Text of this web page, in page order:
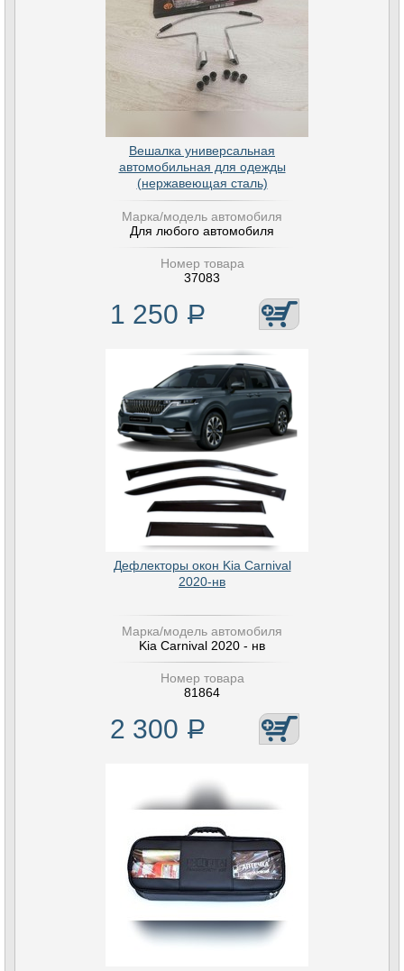
Вешалка универсальная
автомобильная для одежды
(нержавеющая сталь)
Марка/модель автомобиля
Для любого автомобиля
Номер товара
37083
1 250 Р
Дефлекторы окон Kia Carnival
2020-нв
Марка/модель автомобиля
Kia Carnival 2020 - нв
Номер товара
81864
2 300 Р